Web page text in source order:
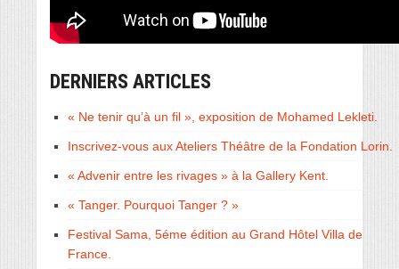
DERNIERS ARTICLES
« Ne tenir qu’à un fil », exposition de Mohamed Lekleti.
Inscrivez-vous aux Ateliers Théâtre de la Fondation Lorin.
« Advenir entre les rivages » à la Gallery Kent.
« Tanger. Pourquoi Tanger ? »
Festival Sama, 5éme édition au Grand Hôtel Villa de
France.